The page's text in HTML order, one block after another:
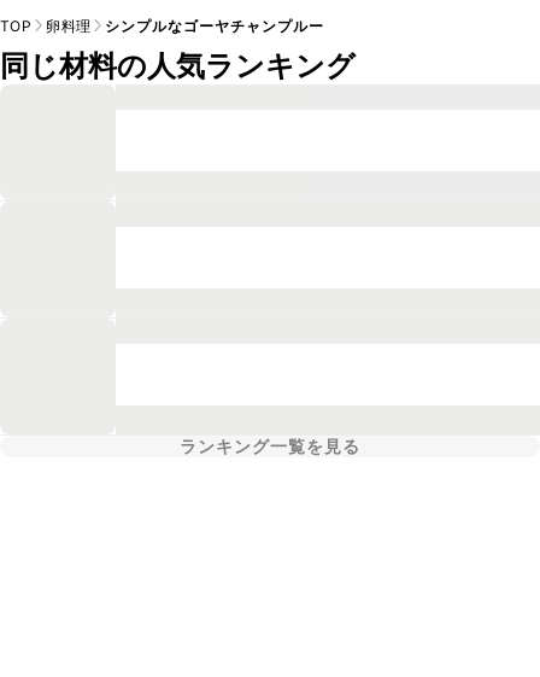
TOP 卵料理 シンプルなゴーヤチャンプルー
同じ材料の人気ランキング
ランキング一覧を見る